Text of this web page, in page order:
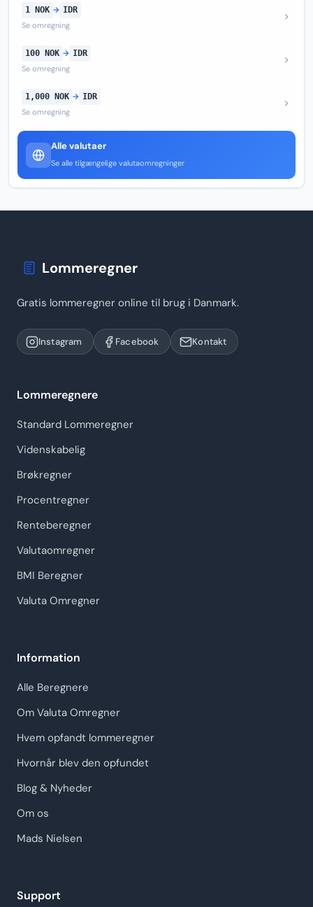
1 NOK → IDR
Se omregning
100 NOK → IDR
Se omregning
1,000 NOK → IDR
Se omregning
Alle valutaer
Se alle tilgængelige valutaomregninger
Lommeregner
Gratis lommeregner online til brug i Danmark.
Instagram Facebook Kontakt
Lommeregnere
Standard Lommeregner
Videnskabelig
Brøkregner
Procentregner
Renteberegner
Valutaomregner
BMI Beregner
Valuta Omregner
Information
Alle Beregnere
Om Valuta Omregner
Hvem opfandt lommeregner
Hvornår blev den opfundet
Blog & Nyheder
Om os
Mads Nielsen
Support